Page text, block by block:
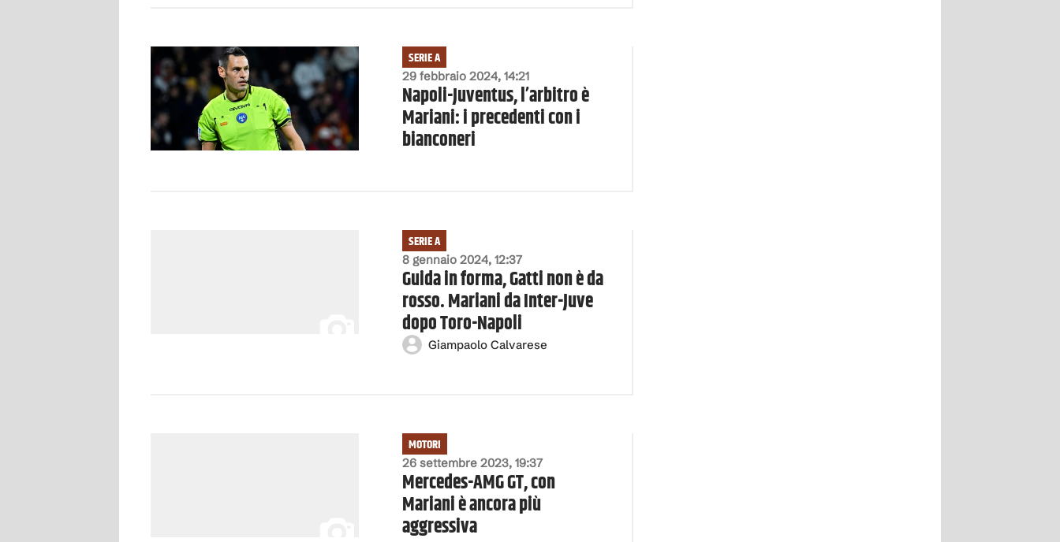
29 febbraio 2024, 14:21
SERIE A
Napoli-Juventus, l’arbitro è
Mariani: i precedenti con i
bianconeri
8 gennaio 2024, 12:37
SERIE A
Guida in forma, Gatti non è da
rosso. Mariani da Inter-Juve
dopo Toro-Napoli
Giampaolo Calvarese
26 settembre 2023, 19:37
MOTORI
Mercedes-AMG GT, con
Mariani è ancora più
aggressiva